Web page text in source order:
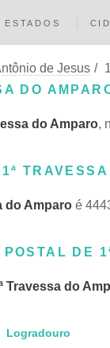
ESTADOS
de Jesus /
DO
do Amparo,
do Amparo é
POSTAL DE
Travessa do
Logradouro